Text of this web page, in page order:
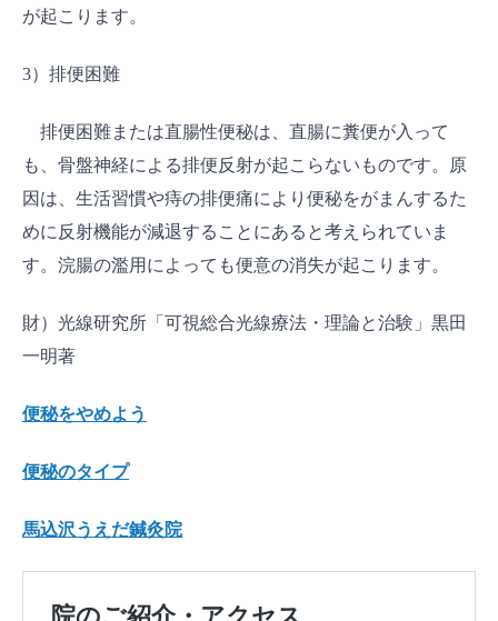
が起こります。
3）排便困難
排便困難または直腸性便秘は、直腸に糞便が入って
も、骨盤神経による排便反射が起こらないものです。原
因は、生活習慣や痔の排便痛により便秘をがまんするた
めに反射機能が減退することにあると考えられていま
す。浣腸の濫用によっても便意の消失が起こります。
財）光線研究所「可視総合光線療法・理論と治験」黒田
一明著
便秘をやめよう
便秘のタイプ
馬込沢うえだ鍼灸院